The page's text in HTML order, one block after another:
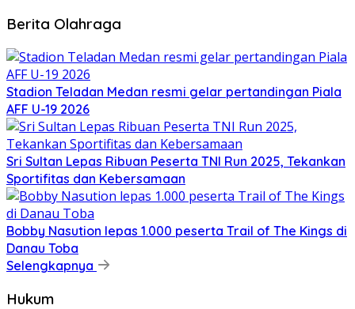
Berita Olahraga
Stadion Teladan Medan resmi gelar pertandingan Piala
AFF U-19 2026
Sri Sultan Lepas Ribuan Peserta TNI Run 2025, Tekankan
Sportifitas dan Kebersamaan
Bobby Nasution lepas 1.000 peserta Trail of The Kings di
Danau Toba
Selengkapnya
Hukum